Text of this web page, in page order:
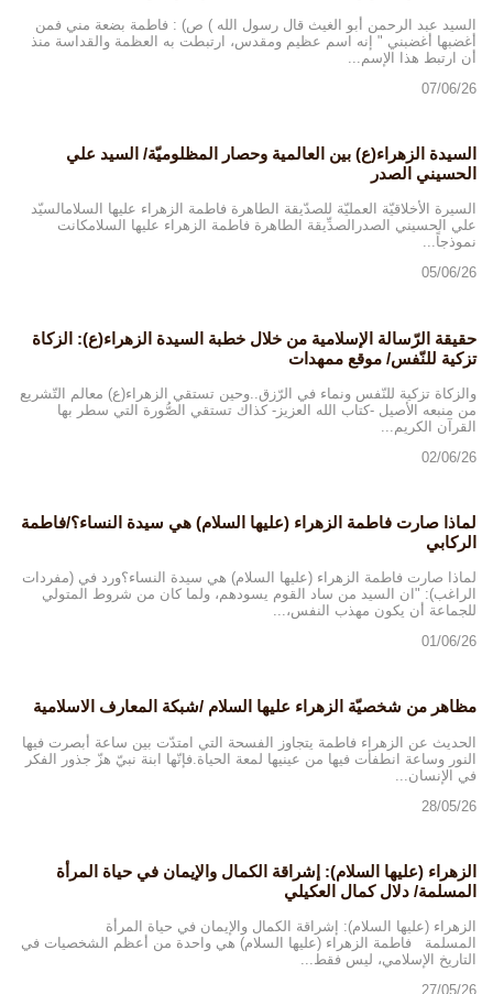
السيد عبد الرحمن أبو الغيث قال رسول الله ) ص) : فاطمة بضعة مني فمن
أغضبها أغضبني " إنه اسم عظيم ومقدس، ارتبطت به العظمة والقداسة منذ
أن ارتبط هذا الإسم...
07/06/26
السيدة الزهراء(ع) بين العالمية وحصار المظلوميّة/ السيد علي
الحسيني الصدر
السيرة الأخلاقيّة العمليّة للصدّيقة الطاهرة فاطمة الزهراء عليها السلامالسيّد
علي الحسيني الصدرالصدِّيقة الطاهرة فاطمة الزهراء عليها السلامكانت
نموذجاً...
05/06/26
حقيقة الرّسالة الإسلامية من خلال خطبة السيدة الزهراء(ع): الزكاة
تزكية للنّفس/ موقع ممهدات
والزكاة تزكية للنّفس ونماء في الرّزق..وحين تستقي الزهراء(ع) معالم التّشريع
من منبعه الأصيل -كتاب الله العزيز- كذاك تستقي الصُّورة التي سطر بها
القرآن الكريم...
02/06/26
لماذا صارت فاطمة الزهراء (عليها السلام) هي سيدة النساء؟/فاطمة
الركابي
لماذا صارت فاطمة الزهراء (عليها السلام) هي سيدة النساء؟ورد في (مفردات
الراغب): "ان السيد من ساد القوم يسودهم، ولما كان من شروط المتولي
للجماعة أن يكون مهذب النفس،...
01/06/26
مظاهر من شخصيّة الزهراء عليها السلام /شبكة المعارف الاسلامية
الحديث عن الزهراء فاطمة يتجاوز الفسحة التي امتدّت بين ساعة أبصرت فيها
النور وساعة انطفأت فيها من عينيها لمعة الحياة.فإنّها ابنة نبيّ هزّ جذور الفكر
في الإنسان...
28/05/26
الزهراء (عليها السلام): إشراقة الكمال والإيمان في حياة المرأة
المسلمة/ دلال كمال العكيلي
الزهراء (عليها السلام): إشراقة الكمال والإيمان في حياة المرأة
المسلمة فاطمة الزهراء (عليها السلام) هي واحدة من أعظم الشخصيات في
التاريخ الإسلامي، ليس فقط...
27/05/26